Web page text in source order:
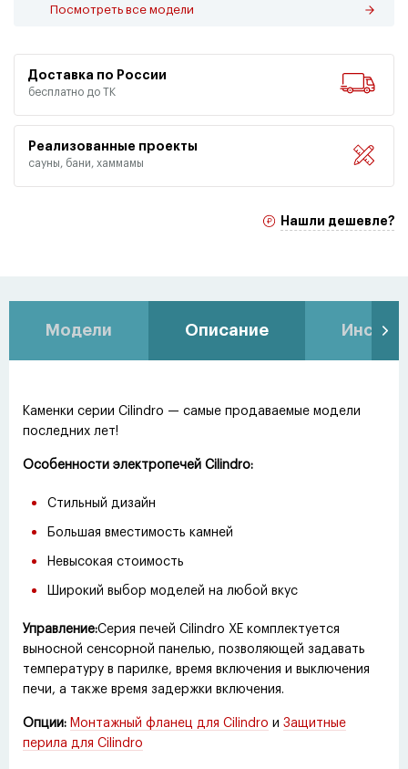
Посмотреть все модели
Доставка по России
бесплатно до ТК
Реализованные проекты
сауны, бани, хаммамы
Нашли дешевле?
Модели Описание
Каменки серии Cilindro — самые продаваемые модели
последних лет!
Особенности электропечей Cilindro:
Стильный дизайн
Большая вместимость камней
Невысокая стоимость
Широкий выбор моделей на любой вкус
Управление:Серия печей Cilindro XE комплектуется
выносной сенсорной панелью, позволяющей задавать
температуру в парилке, время включения и выключения
печи, а также время задержки включения.
Опции: Монтажный фланец для Cilindro и Защитные
перила для Cilindro